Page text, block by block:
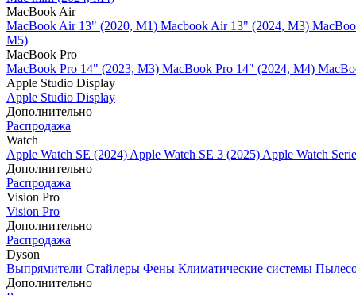
MacBook Air
MacBook Air 13" (2020, M1) Macbook Air 13" (2024, M3)
M5)
MacBook Pro
MacBook Pro 14" (2023, M3) MacBook Pro 14″ (2024, M4)
Apple Studio Display
Apple Studio Display
Дополнительно
Распродажа
Watch
Apple Watch SE (2024) Apple Watch SE 3 (2025) Apple Watch
Дополнительно
Распродажа
Vision Pro
Vision Pro
Дополнительно
Распродажа
Dyson
Выпрямители Стайлеры Фены Климатические системы
Дополнительно